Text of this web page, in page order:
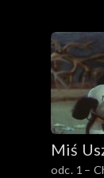
Miś
odc. 1 –